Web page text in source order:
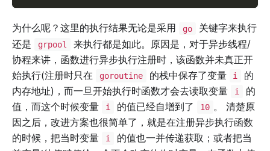
为什么呢？这里的执行结果无论是采用 go
关键字来执行
还是
grpool
来执行都是如此。原因是，对于异步线程/
协程来讲，函数进行异步执行注册时，该函数并未真正开
始执行(注册时只在
goroutine 的栈中保存了变量 i
的
内存地址)，而一旦开始执行时函数才会去读取变量
i
的
值，而这个时候变量
i 的值已经自增到了 10 。 清楚原
因之后，改进方案也很简单了，就是在注册异步执行函数
的时候，把当时变量
i
的值也一并传递获取；或者把当